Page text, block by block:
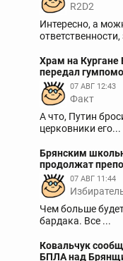
R2D2
Интересно, а
Храм на Кургане
передал
07 АВГ 12:43
Факт
А что, Путин
церковники его...
Брянским
продолжат
07 АВГ 11:44
Чем больше
бардака. Все ...
Ковальчук
БПЛА над